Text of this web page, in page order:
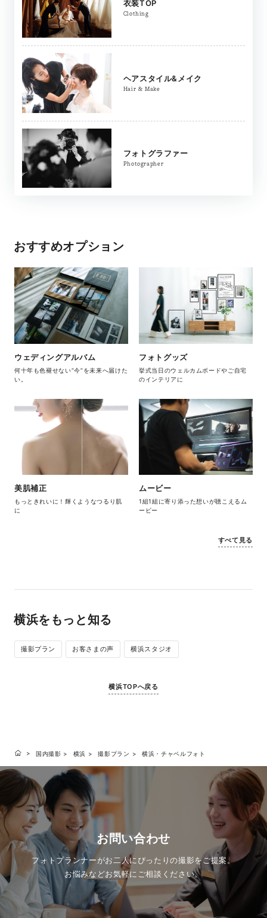
衣装TOP
Clothing
ヘアスタイル&メイク
Hair & Make
フォトグラファー
Photographer
おすすめオプション
ウェディングアルバム
何十年も色褪せない“今”を未来へ届けた
い。
フォトグッズ
挙式当日のウェルカムボードやご自宅
のインテリアに
美肌補正
もっときれいに！輝くようなつるり肌
に
ムービー
1組1組に寄り添った想いが聴こえるム
ービー
すべて見る
横浜をもっと知る
撮影プラン お客さまの声 横浜スタジオ
横浜TOPへ戻る
国内撮影 横浜 撮影プラン 横浜・チャペルフォト
お問い合わせ
フォトプランナーがお二人にぴったりの撮影をご提案。
お悩みなどお気軽にご相談ください。